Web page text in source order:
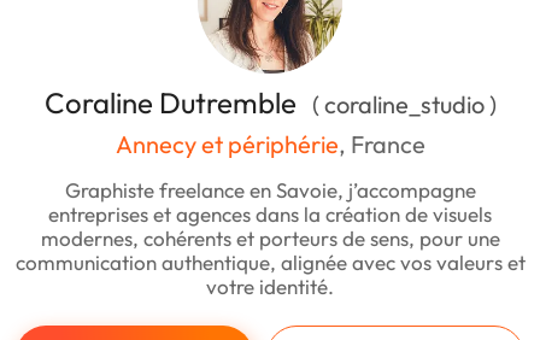
Coraline Dutremble ( coraline_studio )
Annecy et périphérie, France
Graphiste freelance en Savoie, j’accompagne
entreprises et agences dans la création de visuels
modernes, cohérents et porteurs de sens, pour une
communication authentique, alignée avec vos valeurs et
votre identité.